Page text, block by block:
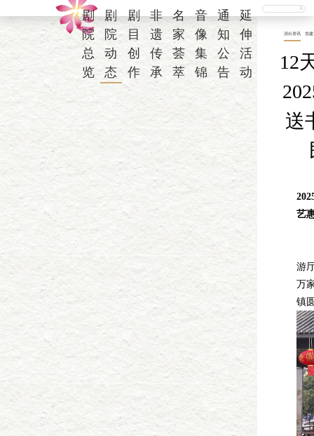
剧
院
总
览
剧
院
动
态
剧
目
创
作
非
遗
传
承
名
家
荟
萃
音
像
集
锦
通
知
公
告
延
伸
活
动
演出资讯 党建
12
送
艺
游
万
镇